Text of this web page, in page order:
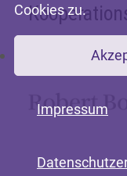
Mit
Cookies zu.
Impressum